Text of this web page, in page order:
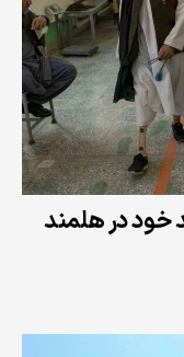
خود در هلمند